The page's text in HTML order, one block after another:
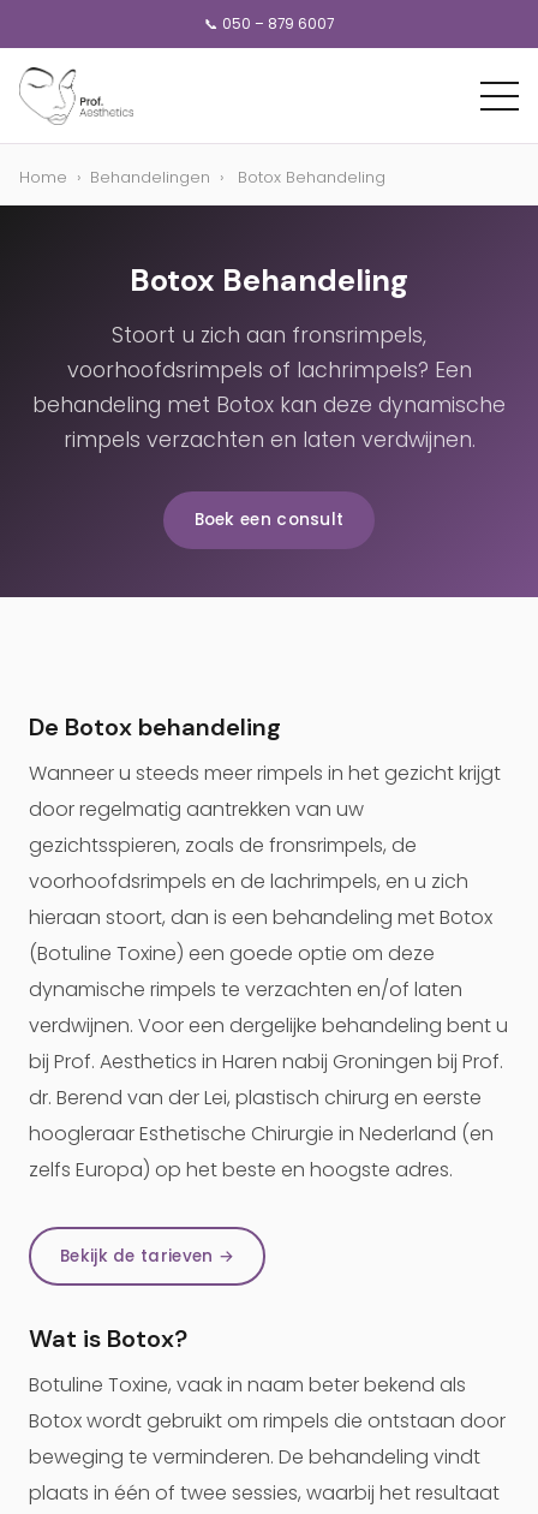
📞 050 – 879 6007
Home › Behandelingen › Botox Behandeling
Botox Behandeling
Stoort u zich aan fronsrimpels,
voorhoofdsrimpels of lachrimpels? Een
behandeling met Botox kan deze dynamische
rimpels verzachten en laten verdwijnen.
Boek een consult
De Botox behandeling
Wanneer u steeds meer rimpels in het gezicht krijgt
door regelmatig aantrekken van uw
gezichtsspieren, zoals de fronsrimpels, de
voorhoofdsrimpels en de lachrimpels, en u zich
hieraan stoort, dan is een behandeling met Botox
(Botuline Toxine) een goede optie om deze
dynamische rimpels te verzachten en/of laten
verdwijnen. Voor een dergelijke behandeling bent u
bij Prof. Aesthetics in Haren nabij Groningen bij Prof.
dr. Berend van der Lei, plastisch chirurg en eerste
hoogleraar Esthetische Chirurgie in Nederland (en
zelfs Europa) op het beste en hoogste adres.
Bekijk de tarieven →
Wat is Botox?
Botuline Toxine, vaak in naam beter bekend als
Botox wordt gebruikt om rimpels die ontstaan door
beweging te verminderen. De behandeling vindt
plaats in één of twee sessies, waarbij het resultaat